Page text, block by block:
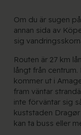
Om du är sugen
annan sida av
sig
Routen är 27 km
långt från
kommer ut i
fram väntar
inte förväntar sig
kuststaden
kan ta buss eller